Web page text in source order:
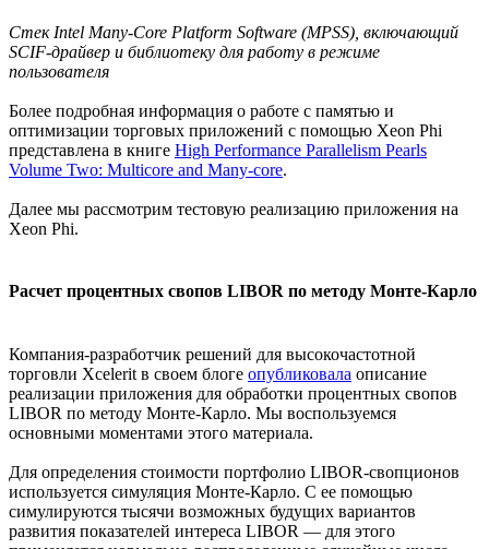
Стек Intel Many-Core Platform Software (MPSS), включающий
SCIF-драйвер и библиотеку для работу в режиме
пользователя
Более подробная информация о работе с памятью и
оптимизации торговых приложений с помощью Xeon Phi
представлена в книге High Performance Parallelism Pearls
Volume Two: Multicore and Many-core.
Далее мы рассмотрим тестовую реализацию приложения на
Xeon Phi.
Расчет процентных свопов LIBOR по методу Монте-Карло
Компания-разработчик решений для высокочастотной
торговли Xcelerit в своем блоге опубликовала описание
реализации приложения для обработки процентных свопов
LIBOR по методу Монте-Карло. Мы воспользуемся
основными моментами этого материала.
Для определения стоимости портфолио LIBOR-свопционов
используется симуляция Монте-Карло. С ее помощью
симулируются тысячи возможных будущих вариантов
развития показателей интереса LIBOR — для этого